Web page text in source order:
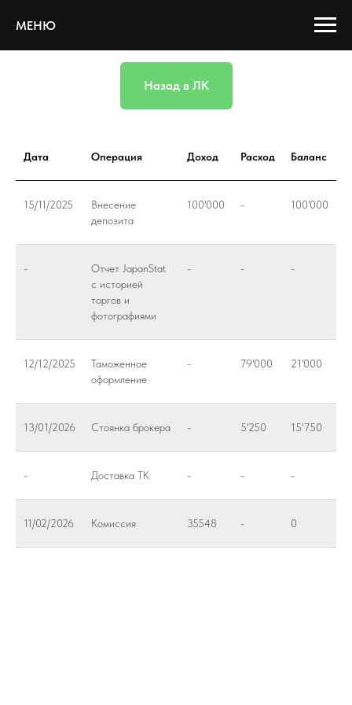
МЕНЮ
Назад в ЛК
Дата Операция Доход Расход Баланс
15/11/2025
Внесение
депозита
100'000 - 100'000
-
Отчет JapanStat
с историей
торгов и
фотографиями
- - -
12/12/2025
Таможенное
оформление
- 79'000 21'000
13/01/2026 Стоянка брокера - 5'250 15'750
- Доставка ТК - - -
11/02/2026 Комиссия 35548 - 0